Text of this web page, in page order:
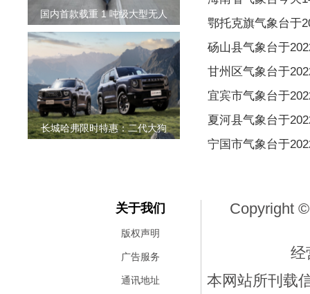
国内首款载重 1 吨级大型无人
长城哈弗限时特惠：二代大狗
鄂托克旗气象台于
砀山县气象台于
甘州区气象台于
宜宾市气象台于
夏河县气象台于
宁国市气象台于
关于我们
版权声明
广告服务
通讯地址
Copyright
经
本网站所刊载